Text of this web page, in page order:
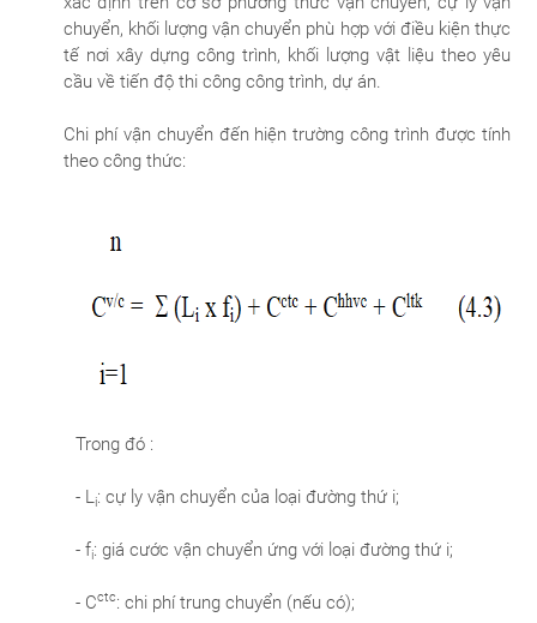
chuyển, khối lượng vận chuyển phù hợp với điều kiện thực
tế nơi xây dựng công trình, khối lượng vật liệu theo yêu
cầu về tiến độ thi công công trình, dự án.
Chi phí vận chuyển đến hiện trường công trình được tính
theo công thức:
Trong đó :
- Li: cự ly vận chuyển của loại đường thứ i;
- fi: giá cước vận chuyển ứng với loại đường thứ i;
- Cctc: chi phí trung chuyển (nếu có);